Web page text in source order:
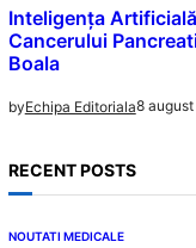
Inteligența
Cancerului
Boala
byEchipa Editoriala8
RECENT POSTS
NOUTATI MEDICALE